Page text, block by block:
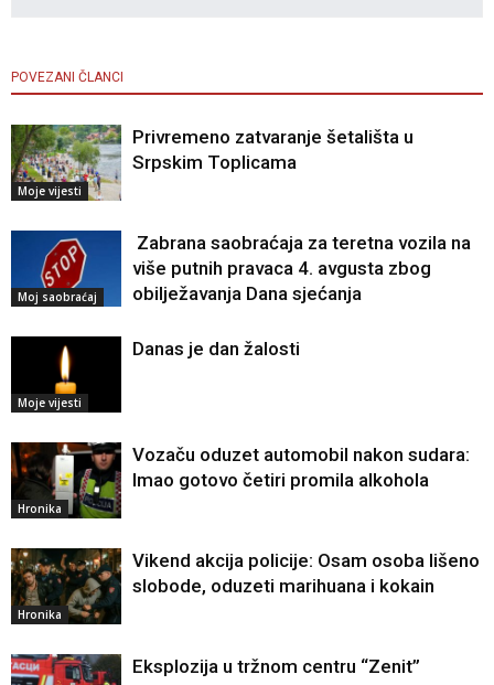
POVEZANI ČLANCI
Moje vijesti
Privremeno zatvaranje šetališta u
Srpskim Toplicama
Moj saobraćaj
Zabrana saobraćaja za teretna vozila na
više putnih pravaca 4. avgusta zbog
obilježavanja Dana sjećanja
Moje vijesti
Danas je dan žalosti
Hronika
Vozaču oduzet automobil nakon sudara:
Imao gotovo četiri promila alkohola
Hronika
Vikend akcija policije: Osam osoba lišeno
slobode, oduzeti marihuana i kokain
Eksplozija u tržnom centru “Zenit”